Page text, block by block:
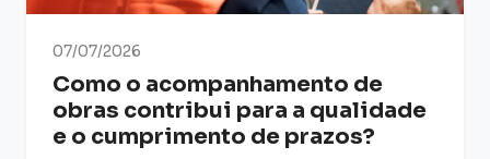
07/07/2026
Como o acompanhamento de
obras contribui para a qualidade
e o cumprimento de prazos?